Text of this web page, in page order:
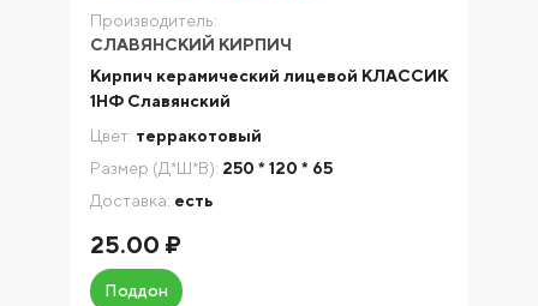
Производитель:
СЛАВЯНСКИЙ КИРПИЧ
Кирпич керамический лицевой КЛАССИК
1НФ Славянский
Цвет: терракотовый
Размер (Д*Ш*В): 250 * 120 * 65
Доставка: есть
25.00 ₽
Поддон